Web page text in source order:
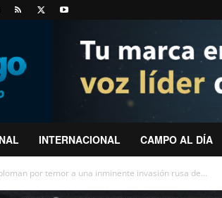
INTERNACIONAL CAMPO AL DÍA
por temor a una inminente invasión rusa de...